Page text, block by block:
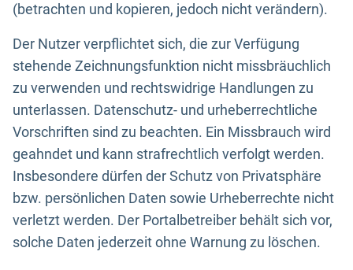
(betrachten und kopieren, jedoch nicht verändern).
Der Nutzer verpflichtet sich, die zur Verfügung
stehende Zeichnungsfunktion nicht missbräuchlich
zu verwenden und rechtswidrige Handlungen zu
unterlassen. Datenschutz- und urheberrechtliche
Vorschriften sind zu beachten. Ein Missbrauch wird
geahndet und kann strafrechtlich verfolgt werden.
Insbesondere dürfen der Schutz von Privatsphäre
bzw. persönlichen Daten sowie Urheberrechte nicht
verletzt werden. Der Portalbetreiber behält sich vor,
solche Daten jederzeit ohne Warnung zu löschen.